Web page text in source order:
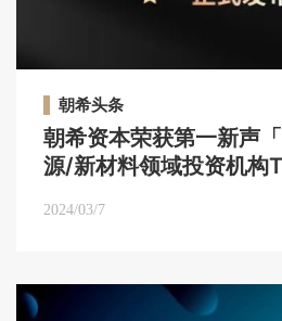
朝希头条
朝希资本荣获第一新声
源/新材料领域投资机构
2024/03/7